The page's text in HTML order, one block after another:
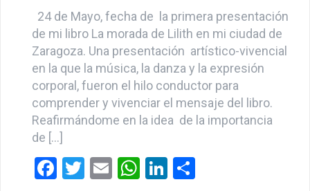
corporal, fueron el hilo conductor para
comprender y vivenciar el mensaje del libro.
Reafirmándome en la idea de la importancia
de […]
F
a
ce
b
T
wi
er
E
m
W
h
s
Li
n
dI
C
o
Cursos y Talleres vivenciados